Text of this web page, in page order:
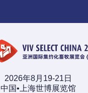
2026年8月19-21日
中国•上海世博展览馆